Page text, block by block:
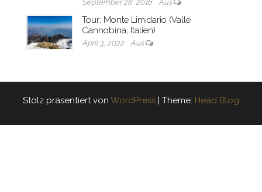
September 28, 2016 Aus
Tour: Monte Limidario (Valle
Cannobina, Italien)
April 3, 2022 Aus
Stolz präsentiert von WordPress | Theme: Head Blog